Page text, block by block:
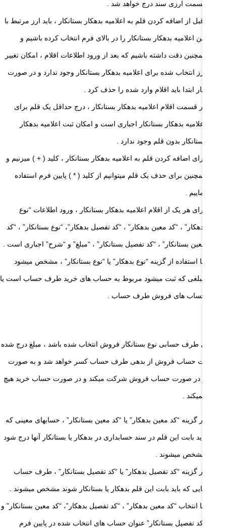
قسمت ارزی سند درج خواهد شد .
قبل از اضافه کردن قلم به اعلامیه بدهکار بستانکار ، باید ارز مرتبط با
این اعلامیه بدهکار بستانکار را در بالای فرم انتخاب کرده باشیم و
همچنین دقت داشته باشیم که بعد از ورود اطلاعات اقلام ، امکان تغییر
ارز انتخاب شده برای اعلامیه بدهکار بستانکار وجود ندارد و در صورت
نیار ابتدا باید اقلام وارد شده را حذف کرد .
در قسمت اقلام اعلامیه بدهکار بستانکار ، درج حداقل یک قلم برای
اعلامیه بدهکار بستانکار اجباری است و امکان ثبت اعلامیه بدهکار
بستانکار بدون قلم وجود ندارد .
برای اضافه کردن قلم به اعلامیه بدهکار بستانکار ، کلید ( + ) میزنیم و
همچنین برای حذف یک قلم میتوانیم از کلید ( * ) پایین فرم استفاده
نماییم .
برای هر یک از اقلام اعلامیه بدهکار بستانکار ، ورود اطلاعات “نوع
بدهکار” ، “کد معین بدهکار” ، “کد تفصیل بدهکار”، “نوع بستانکار” ، “کد
معین بستانکار” ، “کد تفصیل بستانکار” ، “مبلغ” و “شرح” اجباری است .
با استفاده از گزینه “نوع بدهکار” یا “نوع بستانکار” ، مشخص میشود
مبلغی که ثبت میشود مربوط به حساب های خرید طرف حساب است یا
حساب های فروش طرف حساب .
برای طرف حسابی نوع بستانکار فروش انتخاب شده باشد ، مبلغ درج شده
صورت حساب فروش از بدهی طرف حساب کسر خواهد شد و به صورت
در صورت حساب فروش شرکت میکند و در صورت حساب خرید هیچ
نمیکند .
در گزینه “کد معین بدهکار” یا “کد معین بستانکار” ، حسابهای معینی که
باید بابت این قلم در سند حسابداری در بدهکار یا بستانکار آنها درج شود
مشخص میشوند .
در گزینه “کد تفصیل بدهکار” یا “کد تفصیل بستانکار” ، طرف حساب
هایی که باید بابت این قلم بدهکار یا بستانکار شوند مشخص میشوند .
با انتخاب “کد معین بدهکار” ، “کد تفصیل بدهکار”، “کد معین بستانکار” و
“کد تفصیل بستانکار” عنوان حساب های انتخاب شده در پایین فرم